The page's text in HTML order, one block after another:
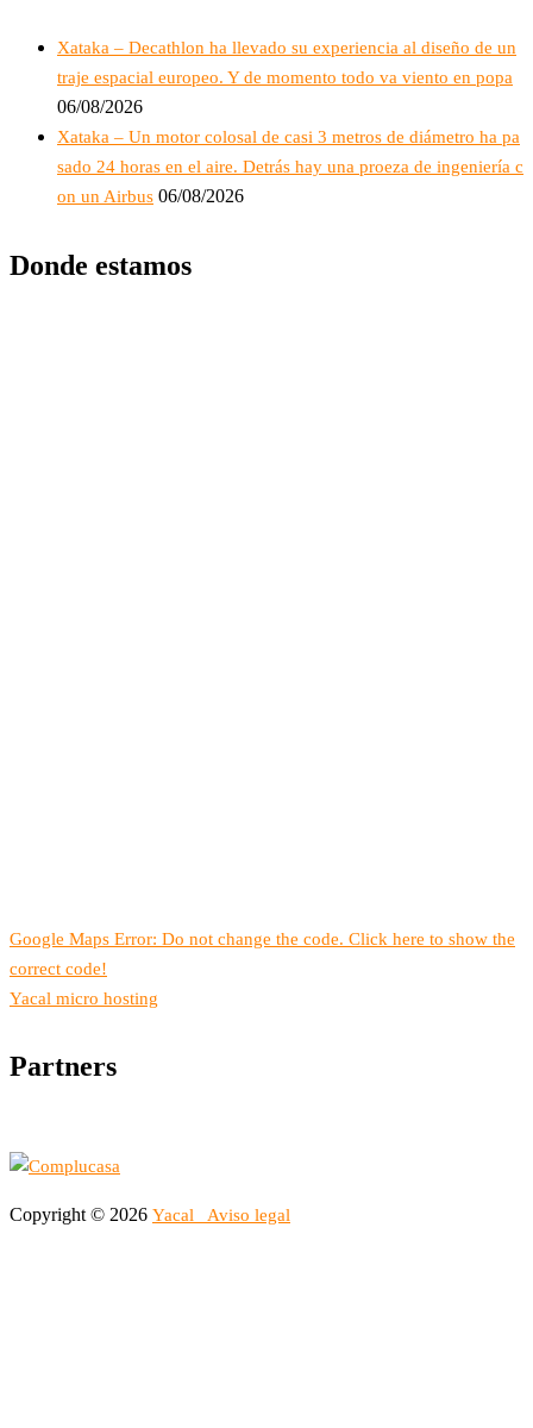
Xataka – Decathlon ha llevado su experiencia al diseño de un
traje espacial europeo. Y de momento todo va viento en popa
06/08/2026
Xataka – Un motor colosal de casi 3 metros de diámetro ha pa
sado 24 horas en el aire. Detrás hay una proeza de ingeniería c
on un Airbus 06/08/2026
Donde estamos
Google Maps Error: Do not change the code. Click here to show the
correct code!
Yacal micro hosting
Partners
Copyright © 2026 Yacal Aviso legal